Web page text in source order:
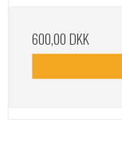
600,00 DKK